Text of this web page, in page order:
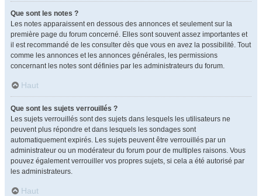
Que sont les notes ?
Les notes apparaissent en dessous des annonces et seulement sur la
première page du forum concerné. Elles sont souvent assez importantes et
il est recommandé de les consulter dès que vous en avez la possibilité. Tout
comme les annonces et les annonces générales, les permissions
concernant les notes sont définies par les administrateurs du forum.
Haut
Que sont les sujets verrouillés ?
Les sujets verrouillés sont des sujets dans lesquels les utilisateurs ne
peuvent plus répondre et dans lesquels les sondages sont
automatiquement expirés. Les sujets peuvent être verrouillés par un
administrateur ou un modérateur du forum pour de multiples raisons. Vous
pouvez également verrouiller vos propres sujets, si cela a été autorisé par
les administrateurs.
Haut